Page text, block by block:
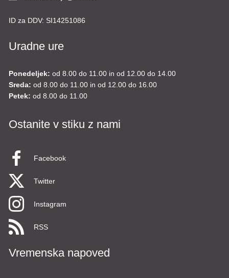
ID za DDV: SI14251086
Uradne ure
Ponedeljek: od 8.00 do 11.00 in od 12.00 do 14.00
Sreda: od 8.00 do 11.00 in od 12.00 do 16.00
Petek: od 8.00 do 11.00
Ostanite v stiku z nami
Facebook
Twitter
Instagram
RSS
Vremenska napoved